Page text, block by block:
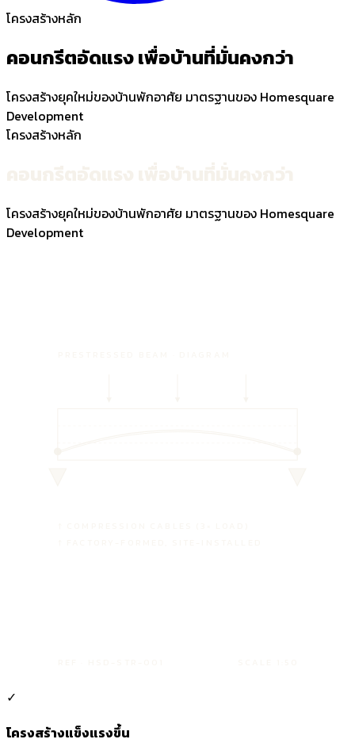
โครงสร้างหลัก
คอนกรีตอัดแรงเพื่อบ้านที่มั่นคงกว่า
โครงสร้างยุคใหม่ของบ้านพักอาศัย มาตรฐานของ Homesquare
Development
โครงสร้างหลัก
โครงสร้างยุคใหม่ของบ้านพักอาศัย มาตรฐานของ Homesquare
Development
✓
โครงสร้างแข็งแรงขึ้น